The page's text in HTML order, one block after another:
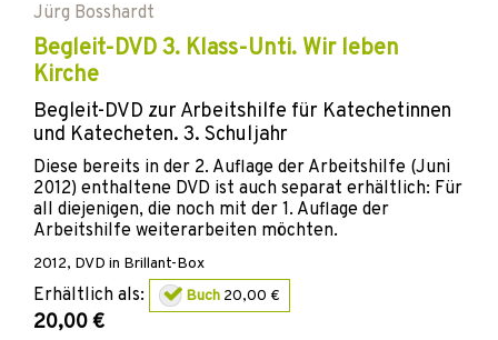
Jürg Bosshardt
Begleit-DVD 3. Klass-Unti. Wir leben
Kirche
Begleit-DVD zur Arbeitshilfe für Katechetinnen
und Katecheten. 3. Schuljahr
Diese bereits in der 2. Auflage der Arbeitshilfe (Juni
2012) enthaltene DVD ist auch separat erhältlich: Für
all diejenigen, die noch mit der 1. Auflage der
Arbeitshilfe weiterarbeiten möchten.
2012, DVD in Brillant-Box
Erhältlich als: Buch 20,00 €
20,00 €